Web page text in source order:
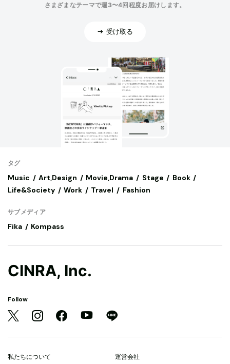
さまざまなテーマで週3〜4回程度お届けします。
受け取る
タグ
Music Art,Design Movie,Drama Stage
Book
Life&Society
Work Travel Fashion
サブメディア
Fika Kompass
CINRA, Inc.
Follow
私たちについて 運営会社